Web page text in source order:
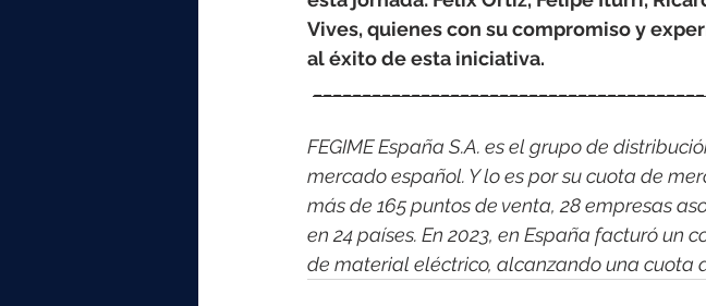
Vives, quienes con su compromiso y
al éxito de esta iniciativa.
FEGIME España S.A. es el grupo de
mercado español. Y lo es por su cuota de
más de 165 puntos de venta, 28 empresas
en 24 países. En 2023, en España facturó un
de material eléctrico, alcanzando una cuota